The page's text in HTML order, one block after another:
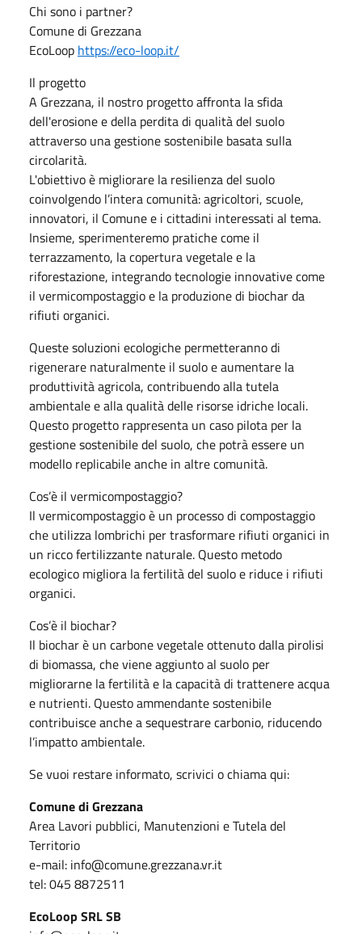
Chi sono i partner?
Comune di Grezzana
EcoLoop https://eco-loop.it/
Il progetto
A Grezzana, il nostro progetto affronta la sfida
dell'erosione e della perdita di qualità del suolo
attraverso una gestione sostenibile basata sulla
circolarità.
L'obiettivo è migliorare la resilienza del suolo
coinvolgendo l’intera comunità: agricoltori, scuole,
innovatori, il Comune e i cittadini interessati al tema.
Insieme, sperimenteremo pratiche come il
terrazzamento, la copertura vegetale e la
riforestazione, integrando tecnologie innovative come
il vermicompostaggio e la produzione di biochar da
rifiuti organici.
Queste soluzioni ecologiche permetteranno di
rigenerare naturalmente il suolo e aumentare la
produttività agricola, contribuendo alla tutela
ambientale e alla qualità delle risorse idriche locali.
Questo progetto rappresenta un caso pilota per la
gestione sostenibile del suolo, che potrà essere un
modello replicabile anche in altre comunità.
Cos’è il vermicompostaggio?
Il vermicompostaggio è un processo di compostaggio
che utilizza lombrichi per trasformare rifiuti organici in
un ricco fertilizzante naturale. Questo metodo
ecologico migliora la fertilità del suolo e riduce i rifiuti
organici.
Cos’è il biochar?
Il biochar è un carbone vegetale ottenuto dalla pirolisi
di biomassa, che viene aggiunto al suolo per
migliorarne la fertilità e la capacità di trattenere acqua
e nutrienti. Questo ammendante sostenibile
contribuisce anche a sequestrare carbonio, riducendo
l’impatto ambientale.
Se vuoi restare informato, scrivici o chiama qui:
Comune di Grezzana
Area Lavori pubblici, Manutenzioni e Tutela del
Territorio
e-mail: info@comune.grezzana.vr.it
tel: 045 8872511
EcoLoop SRL SB